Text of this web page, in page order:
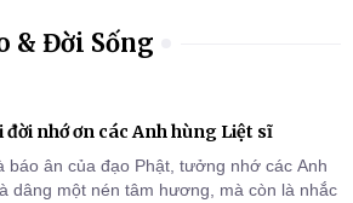
& Đời Sống
nhớ ơn các Anh hùng Liệt sĩ
báo ân của đạo Phật, tưởng nhớ các Anh
dâng một nén tâm hương, mà còn là nhắc